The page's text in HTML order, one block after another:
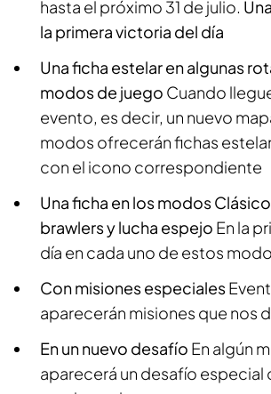
hasta el próximo 31 de julio.
la primera victoria del día
Una ficha estelar en algunas
modos de juego Cuando
evento, es decir, un nuevo
modos ofrecerán fichas
con el icono correspondiente
Una ficha en los modos
brawlers y lucha espejo En la
día en cada uno de estos
Con misiones especiales
aparecerán misiones que nos
En un nuevo desafío En algún
aparecerá un desafío especial